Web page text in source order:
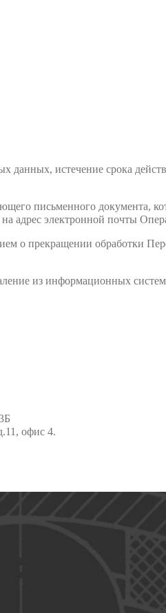
данных, истечение срока
письменного документа,
адрес электронной почты
о прекращении обработки
из информационных
офис 4.